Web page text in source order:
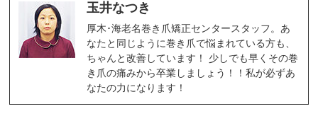
玉井なつき
厚木･海老名巻き爪矯正センタースタッフ。あ
なたと同じように巻き爪で悩まれている方も、
ちゃんと改善しています！ 少しでも早くその巻
き爪の痛みから卒業しましょう！！私が必ずあ
なたの力になります！